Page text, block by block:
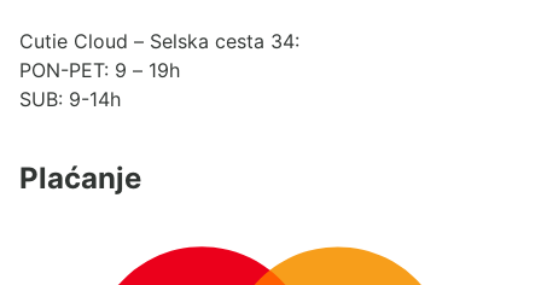
Cutie Cloud – Selska cesta 34:
PON-PET: 9 – 19h
SUB: 9-14h
Plaćanje